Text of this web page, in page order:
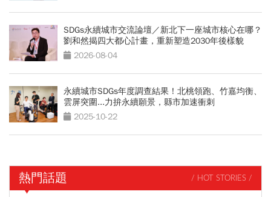
SDGs永續城市交流論壇／新北下一座城市核心在哪？
劉和然揭四大都心計畫，重新塑造2030年後樣貌
2026-08-04
永續城市SDGs年度調查結果！北桃領跑、竹嘉均衡、
雲屏突圍...力拚永續願景，縣市加速衝刺
2025-10-22
熱門話題 / HOT STORIES /